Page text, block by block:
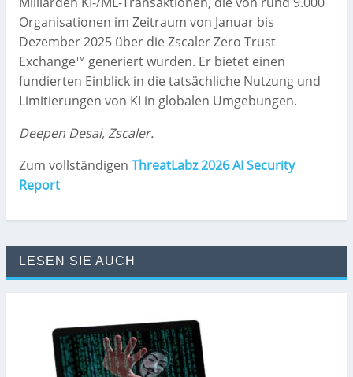
Organisationen im Zeitraum von Januar bis
Dezember 2025 über die Zscaler Zero Trust
Exchange™ generiert wurden. Er bietet einen
fundierten Einblick in die tatsächliche Nutzung und
Limitierungen von KI in globalen Umgebungen.
Deepen Desai, Zscaler.
Zum vollständigen ThreatLabz 2026 AI Security
Report
LESEN SIE AUCH